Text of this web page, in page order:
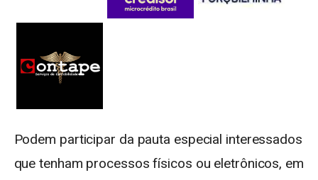
Podem participar da pauta especial interessados
que tenham processos físicos ou eletrônicos, em